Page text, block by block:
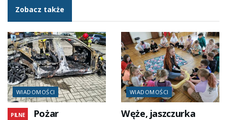
Zobacz także
WIADOMOŚCI
PILNE
Pożar
WIADOMOŚCI
Węże, jaszczurka